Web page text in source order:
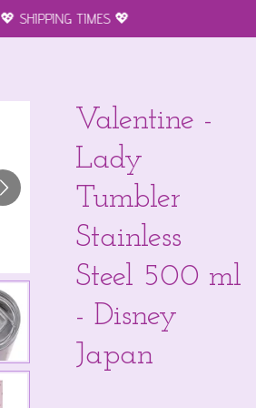
💖 SHIPPING TIMES 💖
Valentine -
Lady
Tumbler
Stainless
Steel 500 ml
- Disney
Japan